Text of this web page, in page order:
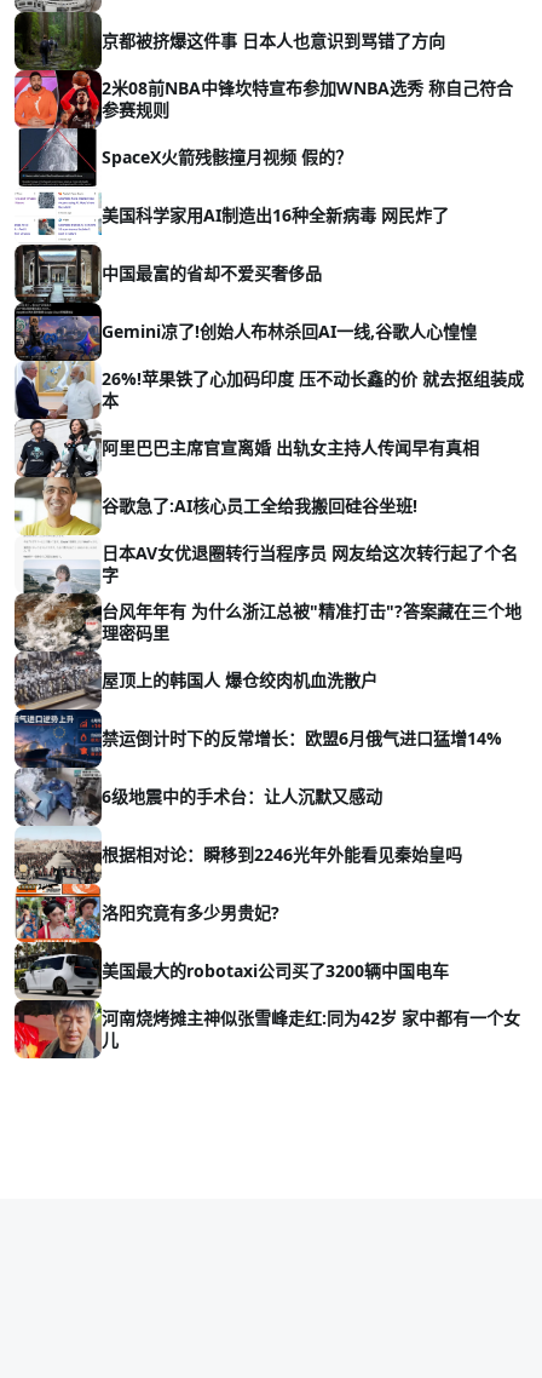
京都被挤爆这件事 日本人也意识到骂错了方向
2米08前NBA中锋坎特宣布参加WNBA选秀 称自己符合
参赛规则
SpaceX火箭残骸撞月视频 假的？
美国科学家用AI制造出16种全新病毒 网民炸了
中国最富的省却不爱买奢侈品
Gemini凉了!创始人布林杀回AI一线,谷歌人心惶惶
26%!苹果铁了心加码印度 压不动长鑫的价 就去抠组装成
本
阿里巴巴主席官宣离婚 出轨女主持人传闻早有真相
谷歌急了:AI核心员工全给我搬回硅谷坐班!
日本AV女优退圈转行当程序员 网友给这次转行起了个名
字
台风年年有 为什么浙江总被"精准打击"?答案藏在三个地
理密码里
屋顶上的韩国人 爆仓绞肉机血洗散户
禁运倒计时下的反常增长：欧盟6月俄气进口猛增14%
6级地震中的手术台：让人沉默又感动
根据相对论：瞬移到2246光年外能看见秦始皇吗
洛阳究竟有多少男贵妃?
美国最大的robotaxi公司买了3200辆中国电车
河南烧烤摊主神似张雪峰走红:同为42岁 家中都有一个女
儿